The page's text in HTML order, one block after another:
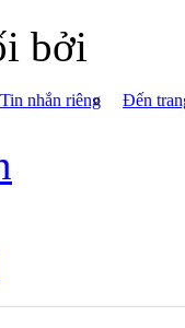
bởi
Tin nhắn riêng Đến